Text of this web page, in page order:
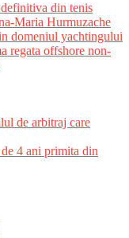
definitiva din tenis
Maria Hurmuzache
domeniul yachtingului
regata offshore non-
de arbitraj care
4 ani primita din